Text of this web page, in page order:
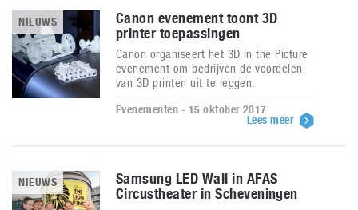
NIEUWS
Canon evenement toont 3D
printer toepassingen
Canon organiseert het 3D in the Picture
evenement om bedrijven de voordelen
van 3D printen uit te leggen.
Evenementen - 15 oktober 2017
Lees meer
NIEUWS
Samsung LED Wall in AFAS
Circustheater in Scheveningen